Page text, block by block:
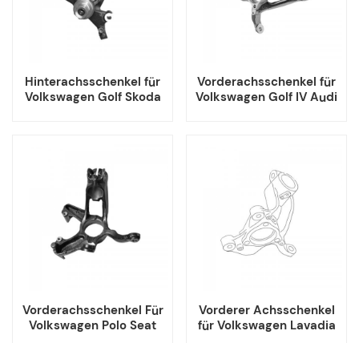
Hinterachsschenkel für
Volkswagen Golf Skoda
Vorderachsschenkel für
Volkswagen Golf IV Audi
Vorderachsschenkel Für
Volkswagen Polo Seat
Vorderer Achsschenkel
für Volkswagen Lavadia